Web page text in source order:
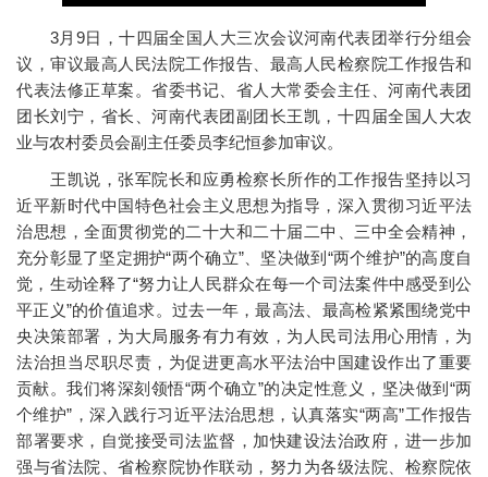
3月9日，十四届全国人大三次会议河南代表团举行分组会
议，审议最高人民法院工作报告、最高人民检察院工作报告和
代表法修正草案。省委书记、省人大常委会主任、河南代表团
团长刘宁，省长、河南代表团副团长王凯，十四届全国人大农
业与农村委员会副主任委员李纪恒参加审议。
王凯说，张军院长和应勇检察长所作的工作报告坚持以习
近平新时代中国特色社会主义思想为指导，深入贯彻习近平法
治思想，全面贯彻党的二十大和二十届二中、三中全会精神，
充分彰显了坚定拥护“两个确立”、坚决做到“两个维护”的高度自
觉，生动诠释了“努力让人民群众在每一个司法案件中感受到公
平正义”的价值追求。过去一年，最高法、最高检紧紧围绕党中
央决策部署，为大局服务有力有效，为人民司法用心用情，为
法治担当尽职尽责，为促进更高水平法治中国建设作出了重要
贡献。我们将深刻领悟“两个确立”的决定性意义，坚决做到“两
个维护”，深入践行习近平法治思想，认真落实“两高”工作报告
部署要求，自觉接受司法监督，加快建设法治政府，进一步加
强与省法院、省检察院协作联动，努力为各级法院、检察院依